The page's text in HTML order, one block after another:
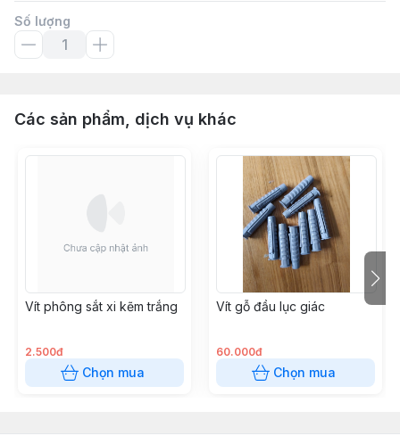
Số lượng
Các sản phẩm, dịch vụ khác
Vít phông sắt xi kẽm trắng
2.500đ
Chọn mua
Vít gỗ đầu lục giác
60.000đ
Chọn mua